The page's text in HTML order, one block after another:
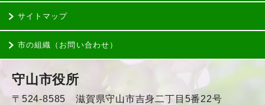
サイトマップ
市の組織（お問い合わせ）
守山市役所
〒524-8585 滋賀県守山市吉身二丁目5番22号